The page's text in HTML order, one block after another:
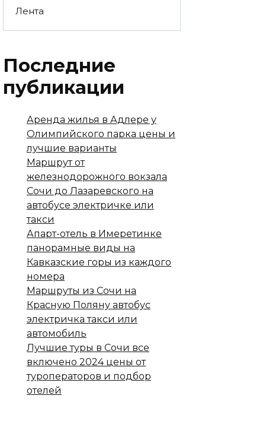
Лента
Последние
публикации
Аренда жилья в Адлере у
Олимпийского парка цены и
лучшие варианты
Маршрут от
железнодорожного вокзала
Сочи до Лазаревского на
автобусе электричке или
такси
Апарт-отель в Имеретинке
панорамные виды на
Кавказские горы из каждого
номера
Маршруты из Сочи на
Красную Поляну автобус
электричка такси или
автомобиль
Лучшие туры в Сочи все
включено 2024 цены от
туроператоров и подбор
отелей